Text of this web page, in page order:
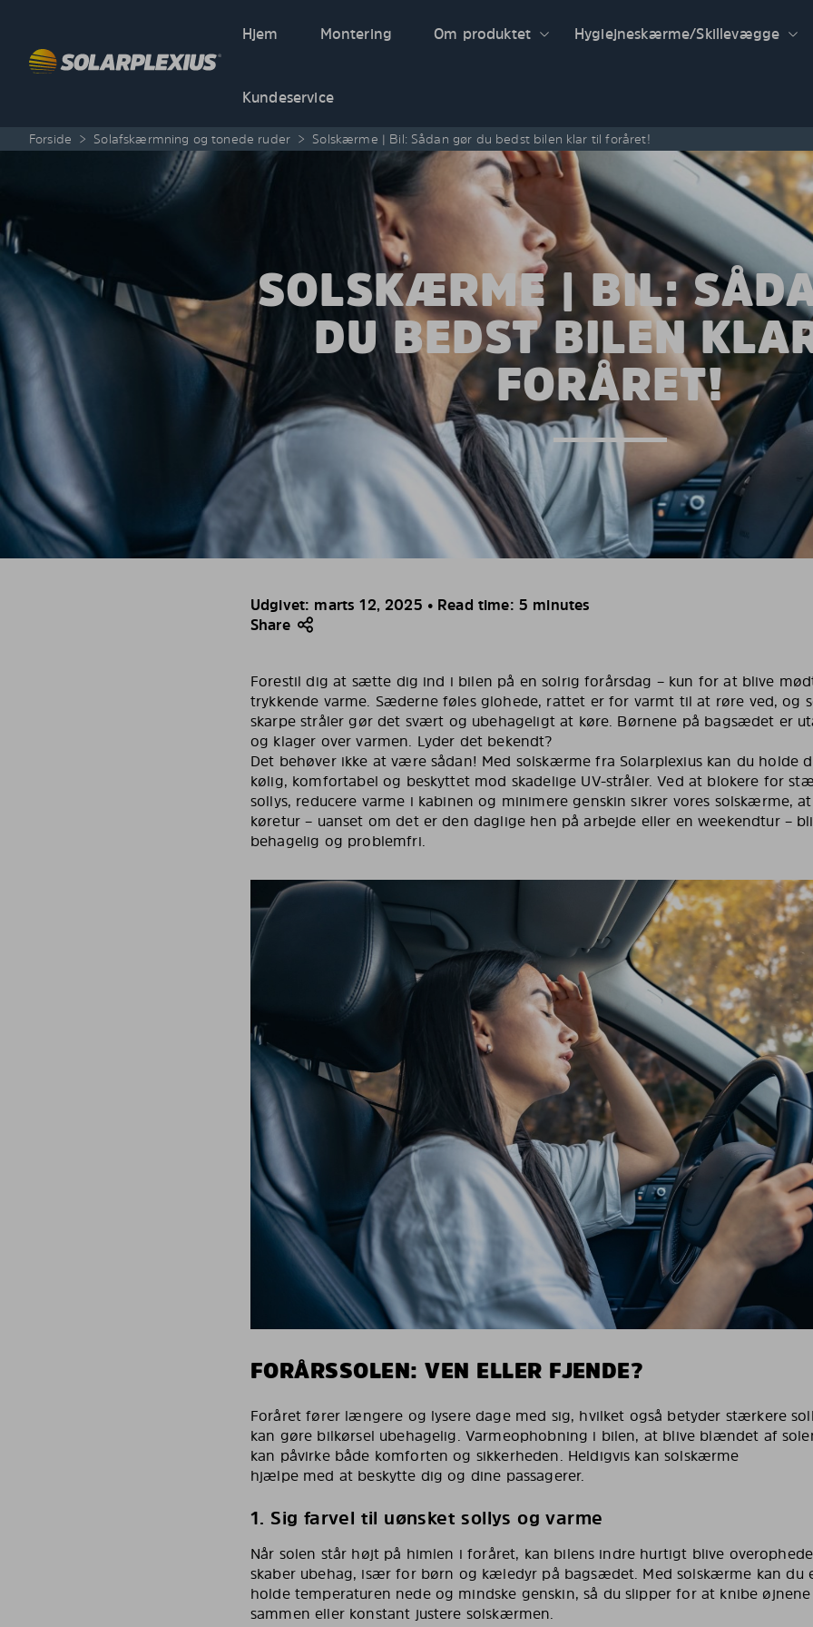
Hjem
Montering Om produktet Hygiejneskærme/Skillevægge
Kundeservice
Forside > Solafskærmning og tonede ruder > Solskærme | Bil: Sådan gør du bedst bilen klar til foråret!
SOLSKÆRME | BIL:
DU BEDST BILEN
FORÅRET!
Udgivet: marts 12, 2025 • Read time: 5 minutes
Share
Forestil dig at sætte dig ind i bilen på en solrig forårsdag – kun for at blive
trykkende varme. Sæderne føles glohede, rattet er for varmt til at røre ved, og
skarpe stråler gør det svært og ubehageligt at køre. Børnene på bagsædet er
og klager over varmen. Lyder det bekendt?
Det behøver ikke at være sådan! Med solskærme fra Solarplexius kan du holde
kølig, komfortabel og beskyttet mod skadelige UV-stråler. Ved at blokere for
sollys, reducere varme i kabinen og minimere genskin sikrer vores solskærme,
køretur – uanset om det er den daglige hen på arbejde eller en weekendtur –
behagelig og problemfri.
FORÅRSSOLEN: VEN ELLER FJENDE?
Foråret fører længere og lysere dage med sig, hvilket også betyder stærkere
kan gøre bilkørsel ubehagelig. Varmeophobning i bilen, at blive blændet af
kan påvirke både komforten og sikkerheden. Heldigvis kan solskærme
hjælpe med at beskytte dig og dine passagerer.
1. Sig farvel til uønsket sollys og varme
Når solen står højt på himlen i foråret, kan bilens indre hurtigt blive
skaber ubehag, især for børn og kæledyr på bagsædet. Med solskærme kan du
holde temperaturen nede og mindske genskin, så du slipper for at knibe øjnene
sammen eller konstant justere solskærmen.